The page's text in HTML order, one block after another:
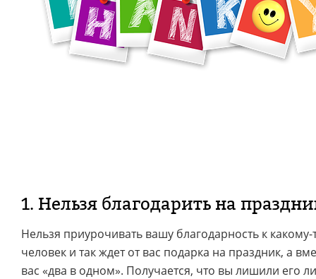
1. Нельзя благодарить на
Нельзя приурочивать вашу благодарность к
человек и так ждет от вас подарка на праздник, а
вас «два в одном». Получается, что вы лишили его